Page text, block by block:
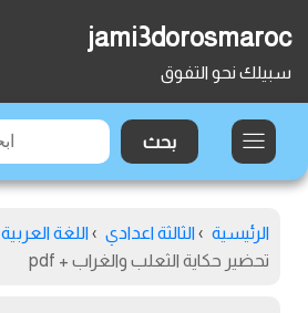
jami3dorosmaroc
سبيلك نحو التفوق
الرئيسية › الثالثة اعدادي › اللغة العربية
تحضير حكاية الثعلب والغراب + pdf